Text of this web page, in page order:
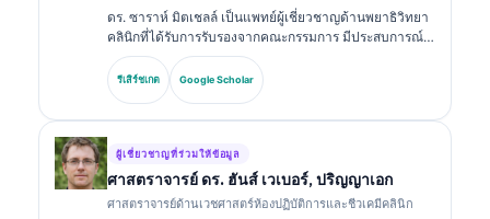
ดร. ซาราห์ มิตเชลล์ เป็นแพทย์ผู้เชี่ยวชาญด้านพยาธิวิทยา
คลินิกที่ได้รับการรับรองจากคณะกรรมการ มีประสบการณ์
มากกว่า 18 ปีในด้านเวชศาสตร์ห้องปฏิบัติการและการ
วิเคราะห์การวินิจฉัย เธอมีวุฒิบัตรเฉพาะทางด้านเคมีคลินิก
และได้ตีพิมพ์อย่างกว้างขวางเกี่ยวกับชุดตรวจไบโอมาร์ก
รีเสิร์ชเกต Google Scholar
ผู้เชี่ยวชาญที่ร่วมให้ข้อมูล
ศาสตราจารย์ ดร. ฮันส์ เวเบอร์, ปริญญาเอก
ศาสตราจารย์ด้านเวชศาสตร์ห้องปฏิบัติการและชีวเคมีคลินิก